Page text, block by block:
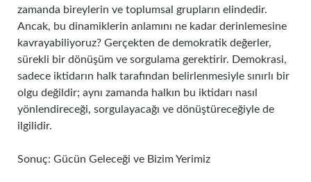
zamanda bireylerin ve toplumsal grupların elindedir.
Ancak, bu dinamiklerin anlamını ne kadar derinlemesine
kavrayabiliyoruz? Gerçekten de demokratik değerler,
sürekli bir dönüşüm ve sorgulama gerektirir. Demokrasi,
sadece iktidarın halk tarafından belirlenmesiyle sınırlı bir
olgu değildir; aynı zamanda halkın bu iktidarı nasıl
yönlendireceği, sorgulayacağı ve dönüştüreceğiyle de
ilgilidir.
Sonuç: Gücün Geleceği ve Bizim Yerimiz